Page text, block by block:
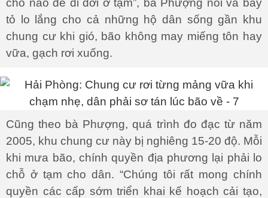
chỗ nào để di dời ở tạm”, bà Phượng nói và bày
tỏ lo lắng cho cả những hộ dân sống gần khu
chung cư khi gió, bão không may miếng tôn hay
vữa, gạch rơi xuống.
Cũng theo bà Phượng, quá trình đo đạc từ năm
2005, khu chung cư này bị nghiêng 15-20 độ. Mỗi
khi mưa bão, chính quyền địa phương lại phải lo
chỗ ở tạm cho dân. “Chúng tôi rất mong chính
quyền các cấp sớm triển khai kế hoạch cải tạo,